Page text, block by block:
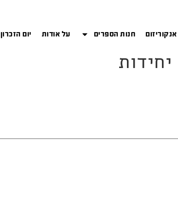
אנקוריזום חנות הספרים על אודות יום הזכרון